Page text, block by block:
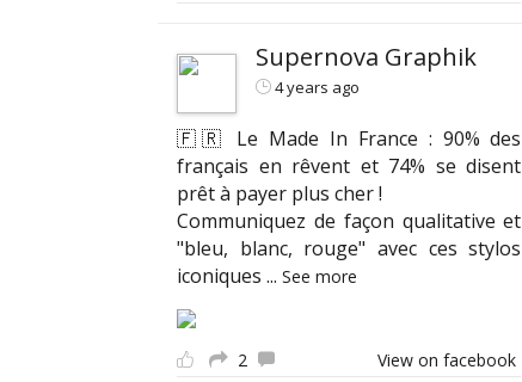
Supernova Graphik
4 years ago
🇫🇷 Le Made In France : 90% des
français en rêvent et 74% se disent
prêt à payer plus cher !
Communiquez de façon qualitative et
"bleu, blanc, rouge" avec ces stylos
iconiques ... See more
2 View on facebook